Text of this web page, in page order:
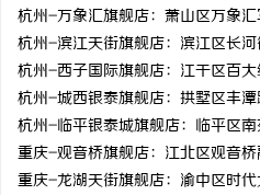
杭州-万象汇旗舰店：萧山区万象
杭州-滨江天街旗舰店：滨江区长
杭州-西子国际旗舰店：江干区百
杭州-城西银泰旗舰店：拱墅区丰
杭州-临平银泰城旗舰店：临平区
重庆-观音桥旗舰店：江北区观音
重庆-龙湖天街旗舰店：渝中区时